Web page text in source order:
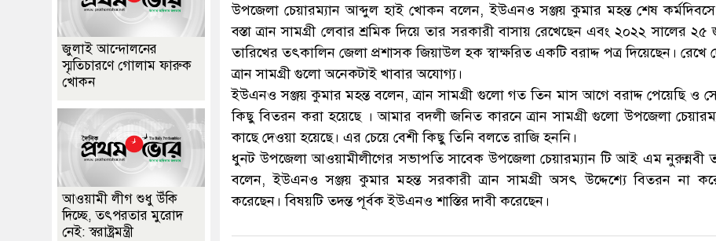
উপজেলা চেয়ারম্যান আব্দুল হাই খোকন বলেন, ইউএনও সঞ্জয় কুমার মহন্ত শেষ
বস্তা ত্রান সামগ্রী লেবার শ্রমিক দিয়ে তার সরকারী বাসায় রেখেছেন এবং ২০২২ সালের
তারিখের তৎকালিন জেলা প্রশাসক জিয়াউল হক স্বাক্ষরিত একটি বরাদ্দ পত্র দিয়েছেন। রেখে
ত্রান সামগ্রী গুলো অনেকটাই খাবার অযোগ্য।
ইউএনও সঞ্জয় কুমার মহন্ত বলেন, ত্রান সামগ্রী গুলো গত তিন মাস আগে বরাদ্দ পেয়েছি ও
কিছু বিতরন করা হয়েছে । আমার বদলী জনিত কারনে ত্রান সামগ্রী গুলো উপজেলা
কাছে দেওয়া হয়েছে। এর চেয়ে বেশী কিছু তিনি বলতে রাজি হননি।
ধুনট উপজেলা আওয়ামীলীগের সভাপতি সাবেক উপজেলা চেয়ারম্যান টি আই এম নুরুন্নবী
বলেন, ইউএনও সঞ্জয় কুমার মহন্ত সরকারী ত্রান সামগ্রী অসৎ উদ্দেশ্যে বিতরন না
করেছেন। বিষয়টি তদন্ত পূর্বক ইউএনও শাস্তির দাবী করেছেন।
জুলাই আন্দোলনের
স্মৃতিচারণে গোলাম ফারুক
খোকন
আওয়ামী লীগ শুধু উঁকি
দিচ্ছে, তৎপরতার মুরোদ
নেই: স্বরাষ্ট্রমন্ত্রী